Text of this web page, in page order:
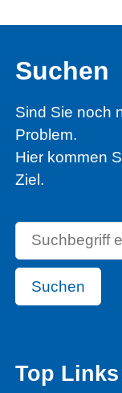
Suchen
Sind Sie noch
Problem.
Hier kommen
Ziel.
Suchen
Top Links